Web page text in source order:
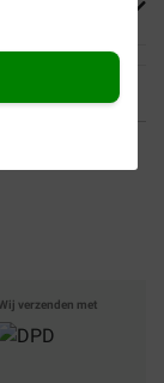
betalen
verzenden met